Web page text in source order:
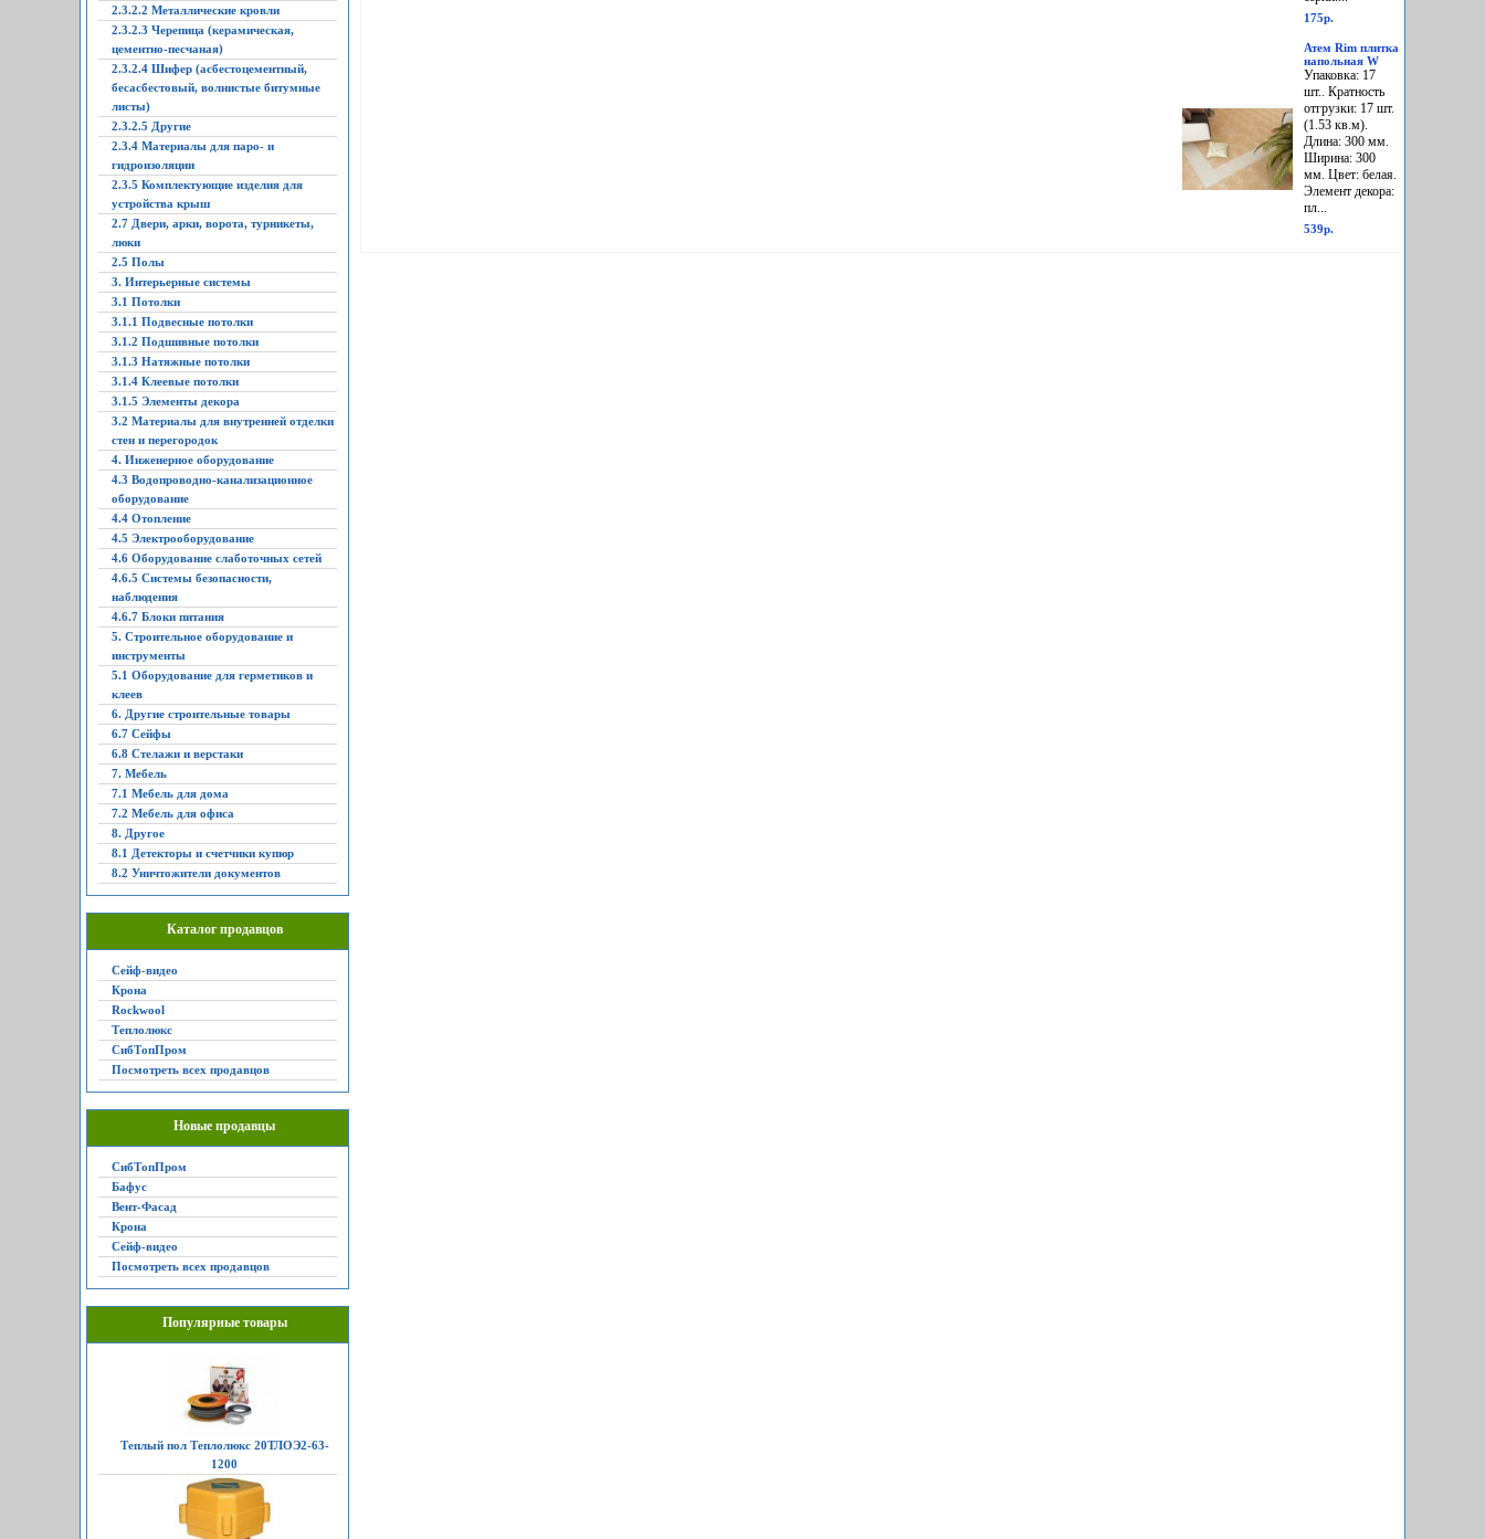
2.3.2.2 Металлические кровли
2.3.2.3 Черепица (керамическая,
цементно-песчаная)
2.3.2.4 Шифер (асбестоцементный,
бесасбестовый, волнистые битумные
листы)
2.3.2.5 Другие
2.3.4 Материалы для паро- и
гидроизоляции
2.3.5 Комплектующие изделия для
устройства крыш
2.7 Двери, арки, ворота, турникеты,
люки
2.5 Полы
3. Интерьерные системы
3.1 Потолки
3.1.1 Подвесные потолки
3.1.2 Подшивные потолки
3.1.3 Натяжные потолки
3.1.4 Клеевые потолки
3.1.5 Элементы декора
3.2 Материалы для внутренней отделки
стен и перегородок
4. Инженерное оборудование
4.3 Водопроводно-канализационное
оборудование
4.4 Отопление
4.5 Электрооборудование
4.6 Оборудование слаботочных сетей
4.6.5 Системы безопасности,
наблюдения
4.6.7 Блоки питания
5. Строительное оборудование и
инструменты
5.1 Оборудование для герметиков и
клеев
6. Другие строительные товары
6.7 Сейфы
6.8 Стелажи и верстаки
7. Мебель
7.1 Мебель для дома
7.2 Мебель для офиса
8. Другое
8.1 Детекторы и счетчики купюр
8.2 Уничтожители документов
Каталог продавцов
Сейф-видео
Крона
Rockwool
Теплолюкс
СибТопПром
Посмотреть всех продавцов
Новые продавцы
СибТопПром
Бафус
Вент-Фасад
Крона
Сейф-видео
Посмотреть всех продавцов
Популярные товары
Теплый пол Теплолюкс 20ТЛОЭ2-63-
1200
175р.
Атем Rim плитка
напольная W
Упаковка: 17
шт.. Кратность
отгрузки: 17 шт.
(1.53 кв.м).
Длина: 300 мм.
Ширина: 300
мм. Цвет: белая.
Элемент декора:
пл...
539р.